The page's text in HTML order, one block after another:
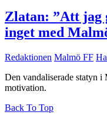
Zlatan: ”Att jag
inget med
Redaktionen Malmö FF
Den vandaliserade statyn
motivation.
Back To Top